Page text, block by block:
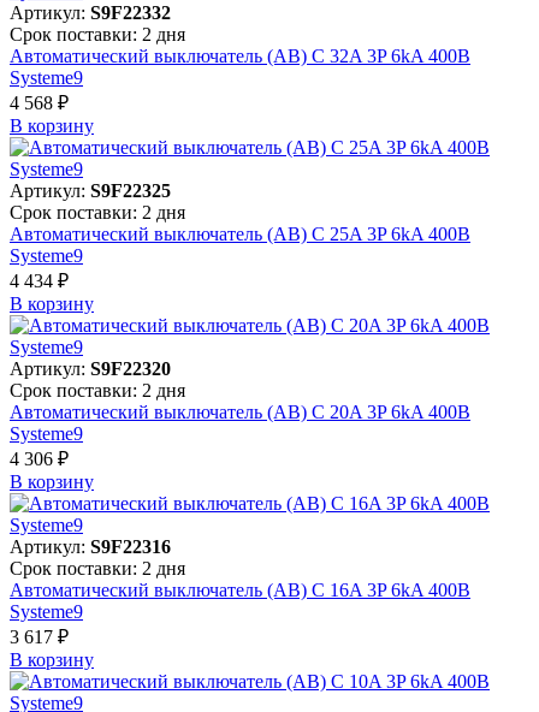
Артикул: S9F22332
Срок поставки: 2 дня
Автоматический выключатель (АВ) C 32A 3P 6kA 400В
Systeme9
4 568 ₽
В корзинy
Артикул: S9F22325
Срок поставки: 2 дня
Автоматический выключатель (АВ) C 25A 3P 6kA 400В
Systeme9
4 434 ₽
В корзинy
Артикул: S9F22320
Срок поставки: 2 дня
Автоматический выключатель (АВ) C 20A 3P 6kA 400В
Systeme9
4 306 ₽
В корзинy
Артикул: S9F22316
Срок поставки: 2 дня
Автоматический выключатель (АВ) C 16A 3P 6kA 400В
Systeme9
3 617 ₽
В корзинy